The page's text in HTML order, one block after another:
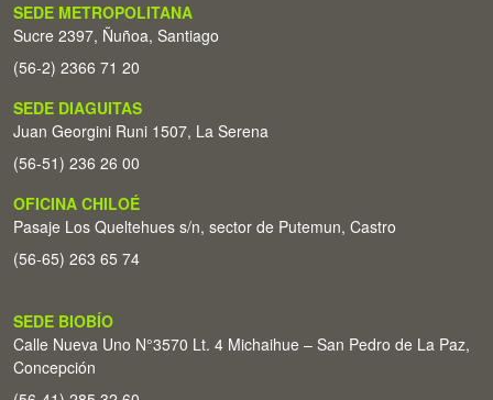
SEDE METROPOLITANA
Sucre 2397, Ñuñoa, Santiago
(56-2) 2366 71 20
SEDE DIAGUITAS
Juan Georgini Runi 1507, La Serena
(56-51) 236 26 00
OFICINA CHILOÉ
Pasaje Los Queltehues s/n, sector de Putemun, Castro
(56-65) 263 65 74
SEDE BIOBÍO
Calle Nueva Uno N°3570 Lt. 4 Michaihue – San Pedro de La Paz,
Concepción